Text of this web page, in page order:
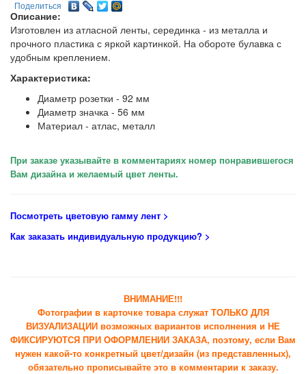
Поделиться
Описание:
Изготовлен из атласной ленты, серединка - из металла и
прочного пластика с яркой картинкой. На обороте булавка с
удобным креплением.
Характеристика:
Диаметр розетки - 92 мм
Диаметр значка - 56 мм
Материал - атлас, металл
При заказе указывайте в комментариях номер понравившегося
Вам дизайна и желаемый цвет ленты.
Посмотреть цветовую гамму лент >
Как заказать индивидуальную продукцию? >
ВНИМАНИЕ!!!
Фотографии в карточке товара служат ТОЛЬКО ДЛЯ
ВИЗУАЛИЗАЦИИ возможных вариантов исполнения и НЕ
ФИКСИРУЮТСЯ ПРИ ОФОРМЛЕНИИ ЗАКАЗА, поэтому, если Вам
нужен какой-то конкретный цвет/дизайн (из представленных),
обязательно прописывайте это в комментарии к заказу.